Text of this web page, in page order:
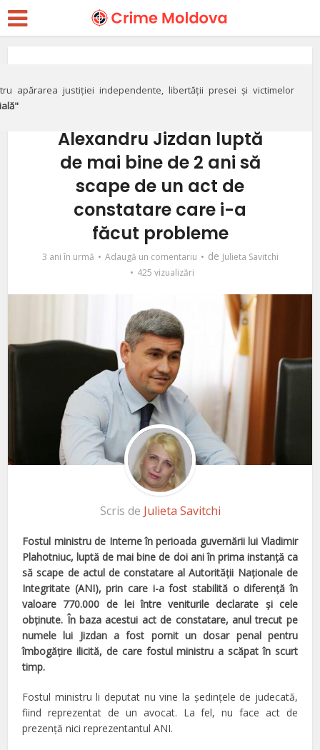
apărarea justiției independente, libertății presei și victimelor
VIDEO// A scăpat de
Alexandru Jizdan luptă
de mai bine de 2 ani să
scape de un act de
constatare care i-a
făcut probleme
3 ani în urmă Adaugă un comentariu de Julieta Savitchi
425 vizualizări
Scris de Julieta Savitchi
Fostul ministru de Interne în perioada guvernării lui Vladimir
Plahotniuc, luptă de mai bine de doi ani în prima instanţă ca
să scape de actul de constatare al Autorităţii Naţionale de
Integritate (ANI), prin care i-a fost stabilită o diferență în
valoare 770.000 de lei între veniturile declarate și cele
obținute. În baza acestui act de constatare, anul trecut pe
numele lui Jizdan a fost pornit un dosar penal pentru
îmbogăţire ilicită, de care fostul ministru a scăpat în scurt
timp.
Fostul ministru li deputat nu vine la şedinţele de judecată,
fiind reprezentat de un avocat. La fel, nu face act de
prezenţă nici reprezentantul ANI.